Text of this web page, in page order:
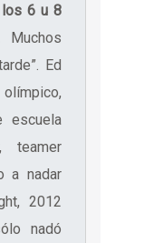
los 6 u 8
Muchos
Ed
escuela
teamer
a nadar
2012
nadó